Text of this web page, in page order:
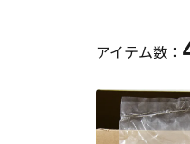
アイテム数：